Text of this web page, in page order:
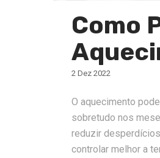
Como
2 Dez 2022
O aquecimento
sobretudo nos
reduzir
controlar melhor a